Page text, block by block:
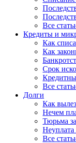
Все
Кредиты и
Как
Как
Срок
Все
Долги
Как
Нечем
Тюрьма
Неуплата
Все